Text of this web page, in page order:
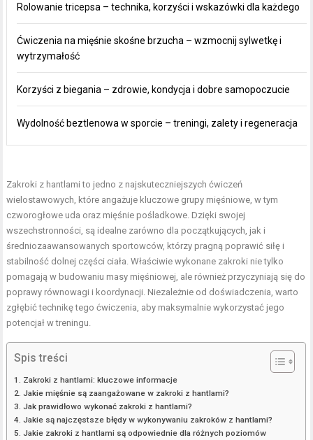
Rolowanie tricepsa – technika, korzyści i wskazówki dla każdego
Ćwiczenia na mięśnie skośne brzucha – wzmocnij sylwetkę i
wytrzymałość
Korzyści z biegania – zdrowie, kondycja i dobre samopoczucie
Wydolność beztlenowa w sporcie – treningi, zalety i regeneracja
Zakroki z hantlami to jedno z najskuteczniejszych ćwiczeń
wielostawowych, które angażuje kluczowe grupy mięśniowe, w tym
czworogłowe uda oraz mięśnie pośladkowe. Dzięki swojej
wszechstronności, są idealne zarówno dla początkujących, jak i
średniozaawansowanych sportowców, którzy pragną poprawić siłę i
stabilność dolnej części ciała. Właściwie wykonane zakroki nie tylko
pomagają w budowaniu masy mięśniowej, ale również przyczyniają się do
poprawy równowagi i koordynacji. Niezależnie od doświadczenia, warto
zgłębić technikę tego ćwiczenia, aby maksymalnie wykorzystać jego
potencjał w treningu.
Spis treści
Zakroki z hantlami: kluczowe informacje
Jakie mięśnie są zaangażowane w zakroki z hantlami?
Jak prawidłowo wykonać zakroki z hantlami?
Jakie są najczęstsze błędy w wykonywaniu zakroków z hantlami?
Jakie zakroki z hantlami są odpowiednie dla różnych poziomów